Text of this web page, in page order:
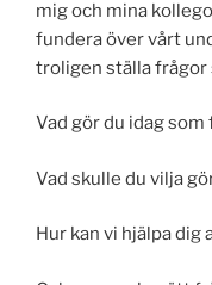
mig och mina
fundera över vårt
troligen ställa frågor
Vad gör du idag som
Vad skulle du vilja
Hur kan vi hjälpa dig